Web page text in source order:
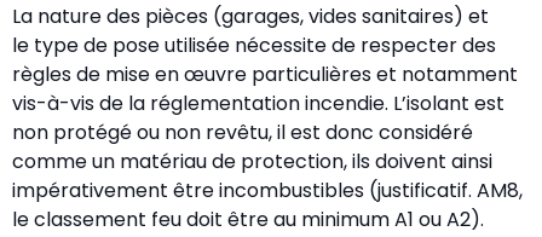
La nature des pièces (garages, vides sanitaires) et
le type de pose utilisée nécessite de respecter des
règles de mise en œuvre particulières et notamment
vis-à-vis de la réglementation incendie. L’isolant est
non protégé ou non revêtu, il est donc considéré
comme un matériau de protection, ils doivent ainsi
impérativement être incombustibles (justificatif. AM8,
le classement feu doit être au minimum A1 ou A2).